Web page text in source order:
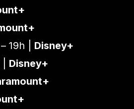
– 19h | Disney+
Disney+